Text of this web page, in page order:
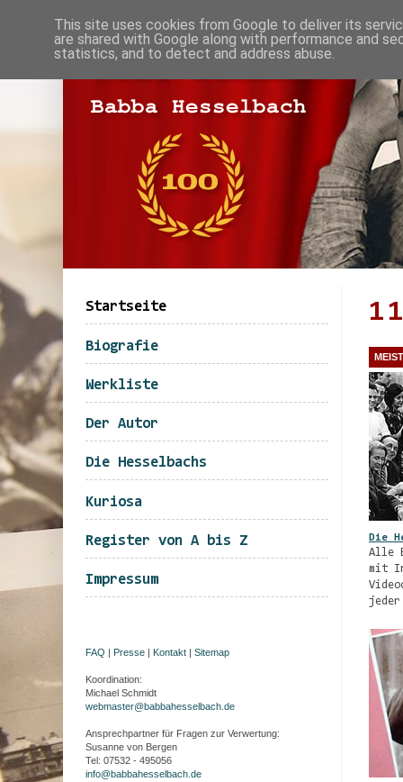
Die
Alle
mit
jeder
Startseite
Biografie
Werkliste
Der Autor
Die Hesselbachs
Kuriosa
Register von A bis Z
Impressum
FAQ | Presse | Kontakt | Sitemap
Koordination:
Michael Schmidt
webmaster@babbahesselbach.de
Ansprechpartner für Fragen zur Verwertung:
Susanne von Bergen
Tel: 07532 - 495056
info@babbahesselbach.de
This site uses cookies from Google to deliver its
are shared with Google along with performance and
statistics, and to detect and address abuse.